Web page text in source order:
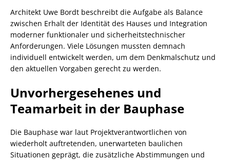
Architekt Uwe Bordt beschreibt die Aufgabe als Balance
zwischen Erhalt der Identität des Hauses und Integration
moderner funktionaler und sicherheitstechnischer
Anforderungen. Viele Lösungen mussten demnach
individuell entwickelt werden, um dem Denkmalschutz und
den aktuellen Vorgaben gerecht zu werden.
Unvorhergesehenes und
Teamarbeit in der Bauphase
Die Bauphase war laut Projektverantwortlichen von
wiederholt auftretenden, unerwarteten baulichen
Situationen geprägt, die zusätzliche Abstimmungen und